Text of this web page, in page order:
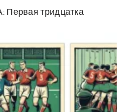
Первая тридцатка